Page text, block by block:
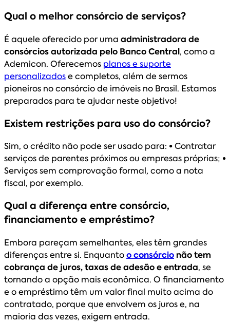
Qual o melhor consórcio de serviços?
É aquele oferecido por uma administradora de
consórcios autorizada pelo Banco Central, como a
Ademicon. Oferecemos planos e suporte
personalizadose completos, além de sermos
pioneiros no consórcio de imóveis no Brasil. Estamos
preparados para te ajudar neste objetivo!
Existem restrições para uso do consórcio?
Sim, o crédito não pode ser usado para: •Contratar
serviços de parentes próximos ou empresas próprias; •
Serviços sem comprovação formal, como a nota
fiscal, por exemplo.
Qual a diferença entre consórcio,
financiamento e empréstimo?
Embora pareçam semelhantes, eles têm grandes
diferenças entre si. Enquantoo consórcio não tem
cobrança de juros, taxas de adesão e entrada, se
tornando a opção mais econômica. O financiamento
e o empréstimo têm um valor final muito acima do
contratado, porque que envolvem os juros e, na
maioria das vezes, exigem entrada.